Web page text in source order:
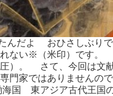
んだよ おひさしぶり
れない※（米印）です
）。 さて、今回は文
門家ではありませんの
国 東アジア古代王国